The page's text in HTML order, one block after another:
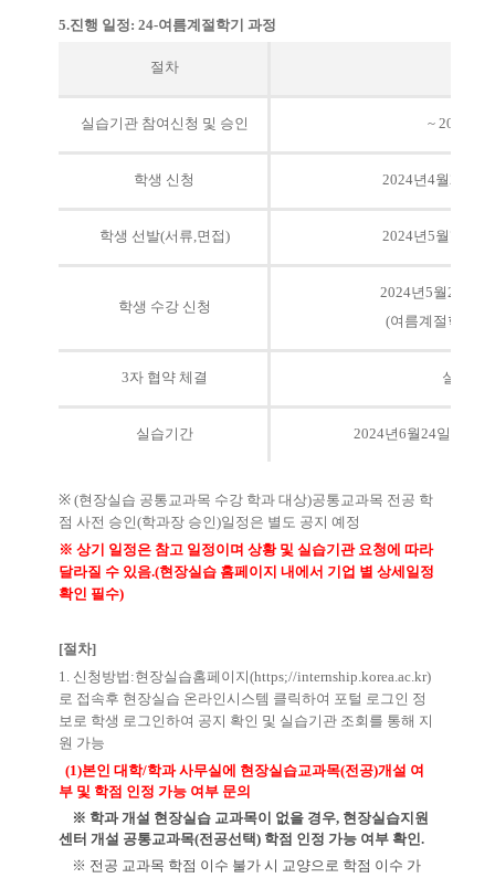
5.진행 일정: 24-여름계절학기 과정
절차
실습기관 참여신청 및 승인 ~ 2024
학생 신청 2024년4월29
학생 선발(서류,면접) 2024년5월
학생 수강 신청
2024년5월20
(여름계절학기
3자 협약 체결 실습 시
실습기간 2024년6월24일
※ (현장실습 공통교과목 수강 학과 대상)공통교과목 전공 학
점 사전 승인(학과장 승인)일정은 별도 공지 예정
※ 상기 일정은 참고 일정이며 상황 및 실습기관 요청에 따라
달라질 수 있음.(현장실습 홈페이지 내에서 기업 별 상세일정
확인 필수)
[절차]
1. 신청방법 :현장실습홈페이지(https;//internship.korea.ac.kr)
로 접속후 현장실습 온라인시스템 클릭하여 포털 로그인 정
보로 학생 로그인하여 공지 확인 및 실습기관 조회를 통해 지
원 가능
(1)본인 대학/학과 사무실에 현장실습교과목(전공)개설 여
부 및 학점 인정 가능 여부 문의
※ 학과 개설 현장실습 교과목이 없을 경우, 현장실습지원
센터 개설 공통교과목(전공선택 ) 학점 인정 가능 여부 확인.
※ 전공 교과목 학점 이수 불가 시 교양으로 학점 이수 가